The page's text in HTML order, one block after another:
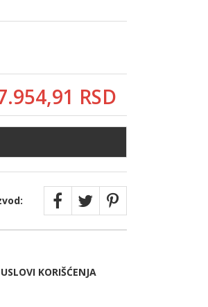
91 RSD
USLOVI KORIŠĆENJA